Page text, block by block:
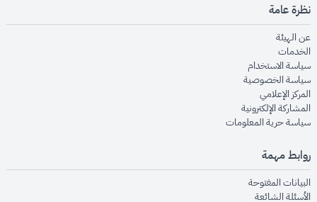
نظرة عامة
عن الهيئةopens in new window
الخدماتopens in new window
سياسة الاستخدام
سياسة الخصوصيةopens in new window
المركز الإعلاميopens in new window
المشاركة الإلكترونيةopens in new window
سياسة حرية المعلوماتopens in new window
روابط مهمة
البيانات المفتوحةopens in new window
الأسئلة الشائعةopens in new window